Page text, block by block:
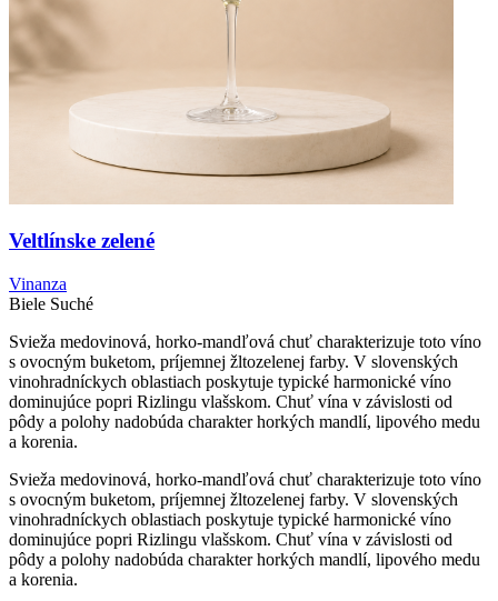
Veltlínske zelené
Vinanza
Biele Suché
Svieža medovinová, horko-mandľová chuť charakterizuje toto víno
s ovocným buketom, príjemnej žltozelenej farby. V slovenských
vinohradníckych oblastiach poskytuje typické harmonické víno
dominujúce popri Rizlingu vlašskom. Chuť vína v závislosti od
pôdy a polohy nadobúda charakter horkých mandlí, lipového medu
a korenia.
Svieža medovinová, horko-mandľová chuť charakterizuje toto víno
s ovocným buketom, príjemnej žltozelenej farby. V slovenských
vinohradníckych oblastiach poskytuje typické harmonické víno
dominujúce popri Rizlingu vlašskom. Chuť vína v závislosti od
pôdy a polohy nadobúda charakter horkých mandlí, lipového medu
a korenia.